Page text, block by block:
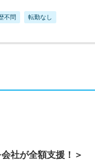
不問 転勤なし
社が全額支援！＞